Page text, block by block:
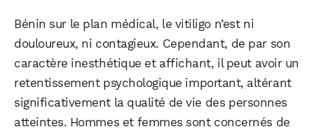
Bénin sur le plan médical, le vitiligo n’est ni
douloureux, ni contagieux. Cependant, de par son
caractère inesthétique et affichant, il peut avoir un
retentissement psychologique important, altérant
significativement la qualité de vie des personnes
atteintes. Hommes et femmes sont concernés de